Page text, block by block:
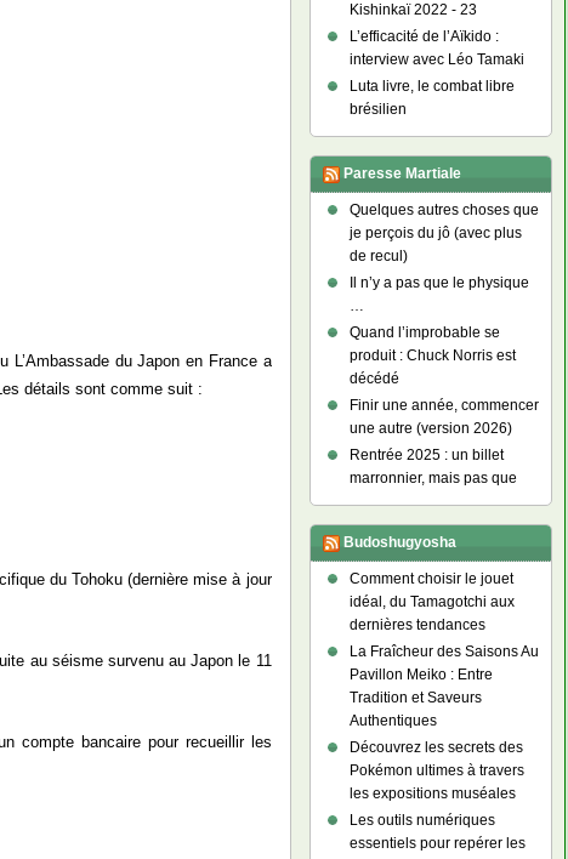
du Japon en France a
détails sont comme suit :
du Tohoku (dernière mise à jour
au séisme survenu au Japon le 11
compte bancaire pour recueillir les
Kishinkaï 2022 - 23
L’efficacité de l’Aïkido :
interview avec Léo Tamaki
Luta livre, le combat libre
brésilien
Paresse Martiale
Quelques autres choses que
je perçois du jô (avec plus
de recul)
Il n’y a pas que le physique
…
Quand l’improbable se
produit : Chuck Norris est
décédé
Finir une année, commencer
une autre (version 2026)
Rentrée 2025 : un billet
marronnier, mais pas que
Budoshugyosha
Comment choisir le jouet
idéal, du Tamagotchi aux
dernières tendances
La Fraîcheur des Saisons Au
Pavillon Meiko : Entre
Tradition et Saveurs
Authentiques
Découvrez les secrets des
Pokémon ultimes à travers
les expositions muséales
Les outils numériques
essentiels pour repérer les